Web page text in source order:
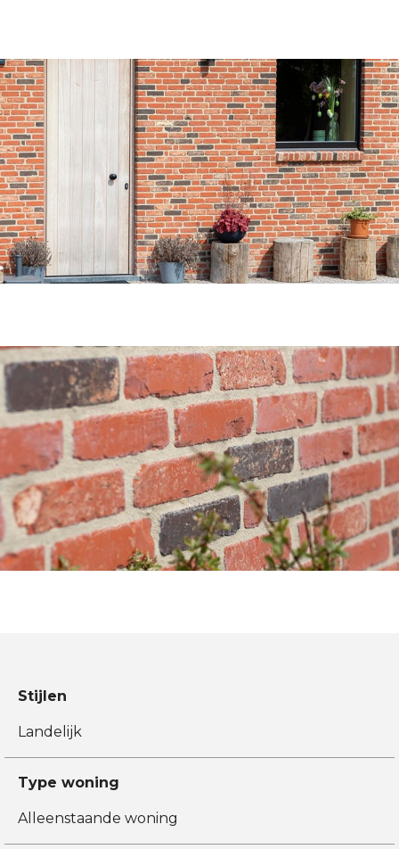
Stijlen
Landelijk
Type woning
Alleenstaande woning